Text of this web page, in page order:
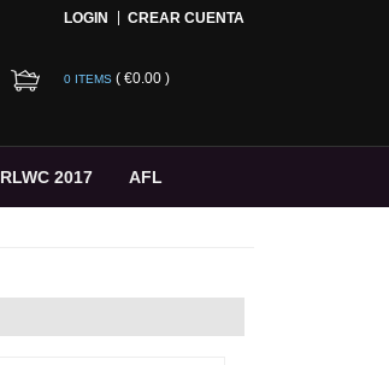
LOGIN CREAR CUENTA
0 ITEMS ( €0.00 )
RLWC 2017 AFL